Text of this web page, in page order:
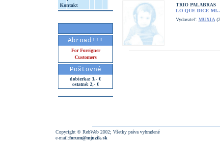
Kontakt
Abroad!!!
For Foreigner
Customers
Poštovné
dobierka: 3,- €
ostatné: 2,- €
TRIO PALABRAS
LO QUE DICE MI..
Vydavateľ: MUXIA
Copyright © RebWeb 2002; Všetky práva vyhradené
e-mail:forum@mjuzik.sk